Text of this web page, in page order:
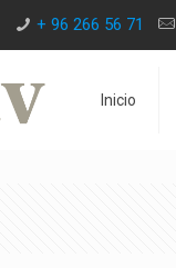
+ 96 266 56 71
Inicio